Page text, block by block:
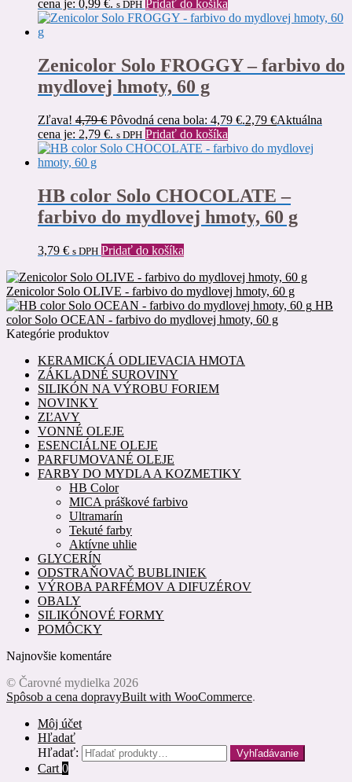
cena je: 0,99 €. s DPH Pridať do košíka
Zenicolor Solo FROGGY – farbivo do
mydlovej hmoty, 60 g
Zľava! 4,79€ Pôvodná cena bola: 4,79 €.2,79 €Aktuálna
cena je: 2,79 €. s DPH Pridať do košíka
HB color Solo CHOCOLATE –
farbivo do mydlovej hmoty, 60 g
3,79 € s DPH Pridať do košíka
Zenicolor Solo OLIVE - farbivo do mydlovej hmoty, 60 g
HB
color Solo OCEAN - farbivo do mydlovej hmoty, 60 g
Kategórie produktov
KERAMICKÁ ODLIEVACIA HMOTA
ZÁKLADNÉ SUROVINY
SILIKÓN NA VÝROBU FORIEM
NOVINKY
ZĽAVY
VONNÉ OLEJE
ESENCIÁLNE OLEJE
PARFUMOVANÉ OLEJE
FARBY DO MYDLA A KOZMETIKY
HB Color
MICA práškové farbivo
Ultramarín
Tekuté farby
Aktívne uhlie
GLYCERÍN
ODSTRAŇOVAČ BUBLINIEK
VÝROBA PARFÉMOV A DIFUZÉROV
OBALY
SILIKÓNOVÉ FORMY
POMÔCKY
Najnovšie komentáre
© Čarovné mydielka 2026
Spôsob a cena dopravyBuilt with WooCommerce.
Môj účet
Hľadať
Hľadať:
Vyhľadávanie
Cart 0